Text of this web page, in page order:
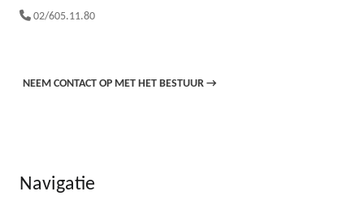
02/605.11.80
NEEM CONTACT OP MET HET BESTUUR →
Navigatie